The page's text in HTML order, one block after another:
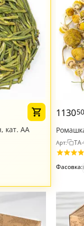
кат. АА
113050
Арт:
Фасовка: